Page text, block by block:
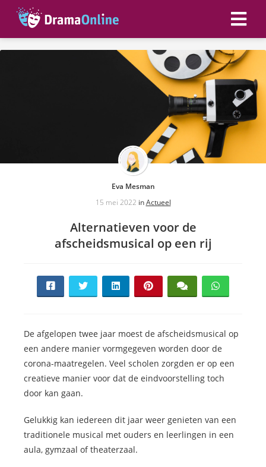
Eva Mesman
15 mei 2022 inActueel
Alternatieven voor de
afscheidsmusical op een rij
De afgelopen twee jaar moest de afscheidsmusical op
een andere manier vormgegeven worden door de
corona-maatregelen. Veel scholen zorgden er op een
creatieve manier voor dat de eindvoorstelling toch
door kan gaan.
Gelukkig kan iedereen dit jaar weer genieten van een
traditionele musical met ouders en leerlingen in een
aula, gymzaal of theaterzaal.